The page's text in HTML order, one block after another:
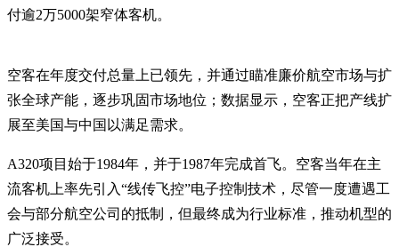
付逾2万5000架窄体客机。
空客在年度交付总量上已领先，并通过瞄准廉价航空市场与扩
张全球产能，逐步巩固市场地位；数据显示，空客正把产线扩
展至美国与中国以满足需求。
A320项目始于1984年，并于1987年完成首飞。空客当年在主
流客机上率先引入“线传飞控”电子控制技术，尽管一度遭遇工
会与部分航空公司的抵制，但最终成为行业标准，推动机型的
广泛接受。